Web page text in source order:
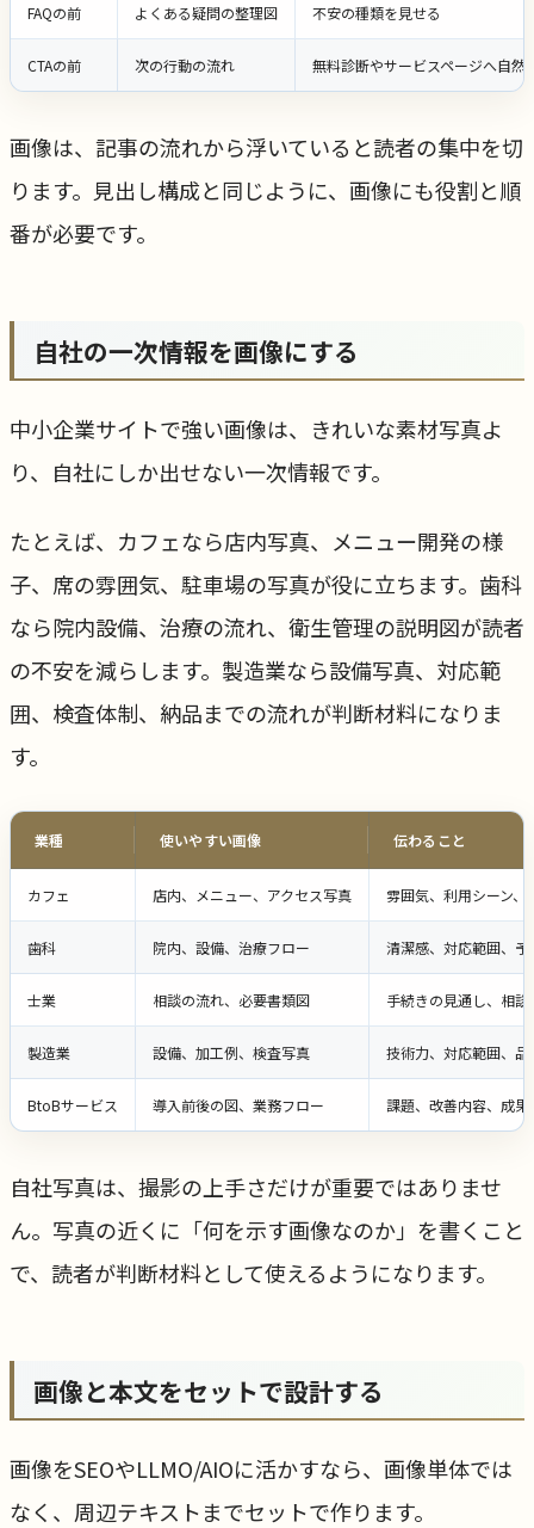
FAQの前 よくある疑問の整理図 不安の種類を見せる
CTAの前 次の行動の流れ 無料診断やサービスページへ自然
画像は、記事の流れから浮いていると読者の集中を切
ります。見出し構成と同じように、画像にも役割と順
番が必要です。
自社の一次情報を画像にする
中小企業サイトで強い画像は、きれいな素材写真よ
り、自社にしか出せない一次情報です。
たとえば、カフェなら店内写真、メニュー開発の様
子、席の雰囲気、駐車場の写真が役に立ちます。歯科
なら院内設備、治療の流れ、衛生管理の説明図が読者
の不安を減らします。製造業なら設備写真、対応範
囲、検査体制、納品までの流れが判断材料になりま
す。
業種 使いやすい画像 伝わること
カフェ 店内、メニュー、アクセス写真 雰囲気、利用シーン、
歯科 院内、設備、治療フロー 清潔感、対応範囲、予
士業 相談の流れ、必要書類図 手続きの見通し、相
製造業 設備、加工例、検査写真 技術力、対応範囲、品
BtoBサービス 導入前後の図、業務フロー 課題、改善内容、成果
自社写真は、撮影の上手さだけが重要ではありませ
ん。写真の近くに「何を示す画像なのか」を書くこと
で、読者が判断材料として使えるようになります。
画像と本文をセットで設計する
画像をSEOやLLMO/AIOに活かすなら、画像単体では
なく、周辺テキストまでセットで作ります。